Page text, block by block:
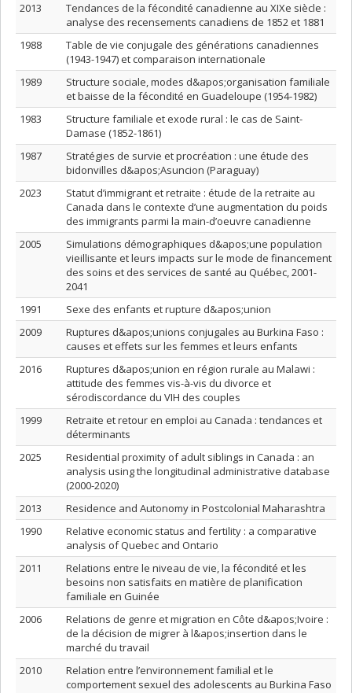
2013
Tendances de la fécondité canadienne au XIXe siècle :
analyse des recensements canadiens de 1852 et 1881
1988
Table de vie conjugale des générations canadiennes
(1943-1947) et comparaison internationale
1989
Structure sociale, modes d&apos;organisation familiale
et baisse de la fécondité en Guadeloupe (1954-1982)
1983
Structure familiale et exode rural : le cas de Saint-
Damase (1852-1861)
1987
Stratégies de survie et procréation : une étude des
bidonvilles d&apos;Asuncion (Paraguay)
2023
Statut d’immigrant et retraite : étude de la retraite au
Canada dans le contexte d’une augmentation du poids
des immigrants parmi la main-d’oeuvre canadienne
2005
Simulations démographiques d&apos;une population
vieillisante et leurs impacts sur le mode de financement
des soins et des services de santé au Québec, 2001-
2041
1991
Sexe des enfants et rupture d&apos;union
2009
Ruptures d&apos;unions conjugales au Burkina Faso :
causes et effets sur les femmes et leurs enfants
2016
Ruptures d&apos;union en région rurale au Malawi :
attitude des femmes vis-à-vis du divorce et
sérodiscordance du VIH des couples
1999
Retraite et retour en emploi au Canada : tendances et
déterminants
2025
Residential proximity of adult siblings in Canada : an
analysis using the longitudinal administrative database
(2000-2020)
2013
Residence and Autonomy in Postcolonial Maharashtra
1990
Relative economic status and fertility : a comparative
analysis of Quebec and Ontario
2011
Relations entre le niveau de vie, la fécondité et les
besoins non satisfaits en matière de planification
familiale en Guinée
2006
Relations de genre et migration en Côte d&apos;Ivoire :
de la décision de migrer à l&apos;insertion dans le
marché du travail
2010
Relation entre l’environnement familial et le
comportement sexuel des adolescents au Burkina Faso